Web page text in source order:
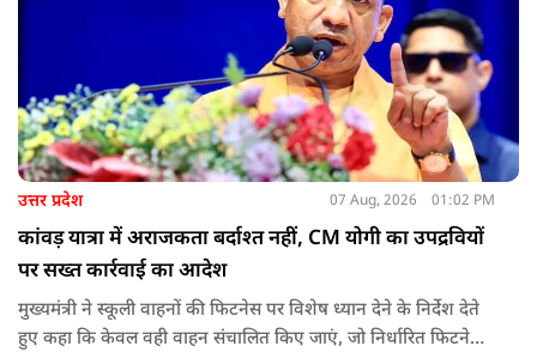
उत्तर प्रदेश 07 Aug, 2026 01:02 PM
कांवड़ यात्रा में अराजकता बर्दाश्त नहीं, CM योगी का उपद्रवियों
पर सख्त कार्रवाई का आदेश
मुख्यमंत्री ने स्कूली वाहनों की फिटनेस पर विशेष ध्यान देने के निर्देश देते
हुए कहा कि केवल वही वाहन संचालित किए जाएं, जो निर्धारित फिटनेस